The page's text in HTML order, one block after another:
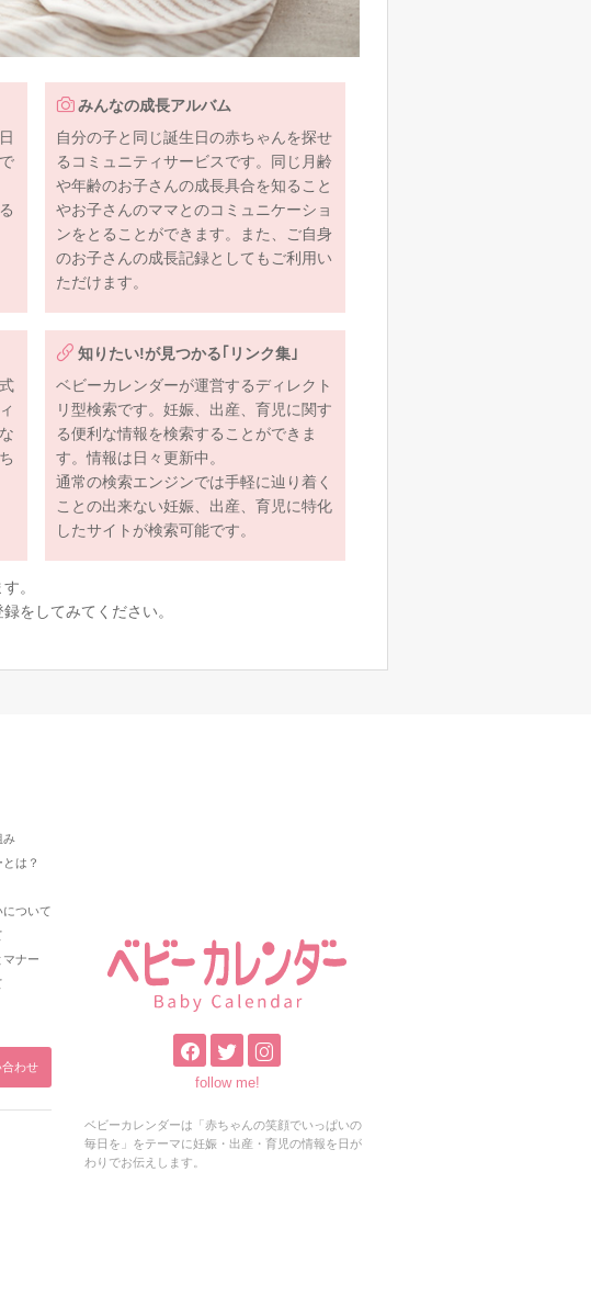
みんなの成長アルバム
自分の子と同じ誕生日の赤ちゃんを探せ
るコミュニティサービスです。同じ月齢
や年齢のお子さんの成長具合を知ること
やお子さんのママとのコミュニケーショ
ンをとることができます。また、ご自身
のお子さんの成長記録としてもご利用い
ただけます。
知りたい!が見つかる｢リンク集｣
ベビーカレンダーが運営するディレクト
リ型検索です。妊娠、出産、育児に関す
る便利な情報を検索することができま
す。情報は日々更新中。
通常の検索エンジンでは手軽に辿り着く
ことの出来ない妊娠、出産、育児に特化
したサイトが検索可能です。
。
をしてみてください。
み
は？
ついて
マナー
合わせ
follow me!
ベビーカレンダーは「赤ちゃんの笑顔でいっぱいの
毎日を」をテーマに妊娠・出産・育児の情報を日が
わりでお伝えします。